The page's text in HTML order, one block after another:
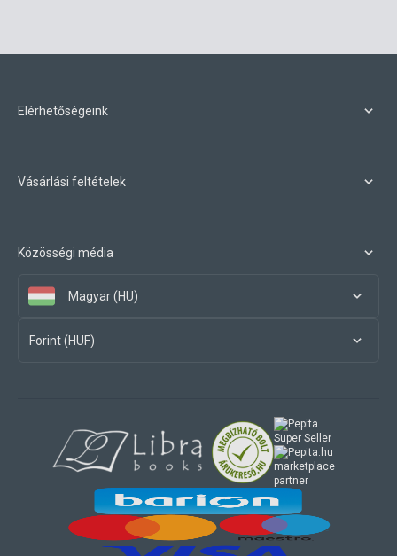
Elérhetőségeink
Vásárlási feltételek
Közösségi média
Magyar (HU)
Forint (HUF)
marketplace
partner